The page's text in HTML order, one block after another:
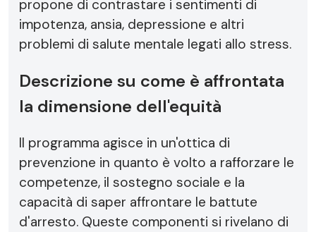
propone di contrastare i sentimenti di
impotenza, ansia, depressione e altri
problemi di salute mentale legati allo stress.
Descrizione su come è affrontata
la dimensione dell'equità
Il programma agisce in un'ottica di
prevenzione in quanto è volto a rafforzare le
competenze, il sostegno sociale e la
capacità di saper affrontare le battute
d'arresto. Queste componenti si rivelano di